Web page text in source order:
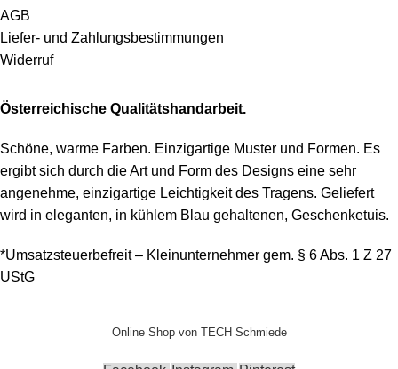
AGB
Liefer- und Zahlungsbestimmungen
Widerruf
Österreichische Qualitätshandarbeit.
Schöne, warme Farben. Einzigartige Muster und Formen. Es
ergibt sich durch die Art und Form des Designs eine sehr
angenehme, einzigartige Leichtigkeit des Tragens. Geliefert
wird in eleganten, in kühlem Blau gehaltenen, Geschenketuis.
*Umsatzsteuerbefreit – Kleinunternehmer gem. § 6 Abs. 1 Z 27
UStG
Online Shop von TECH Schmiede